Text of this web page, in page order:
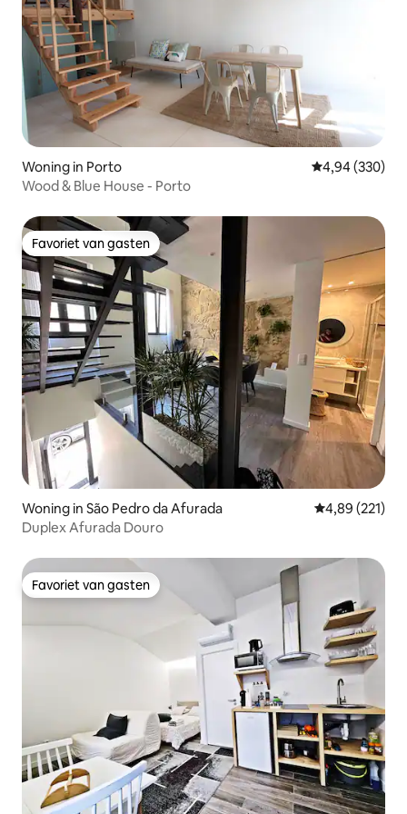
Woning in Porto Gemiddelde
4,94 (330)
Wood & Blue House - Porto
Favoriet van gasten
Favoriet van gasten
Woning in São Pedro da Afurada Gemiddelde
4,89 (221)
Duplex Afurada Douro
Favoriet van gasten
Favoriet van gasten